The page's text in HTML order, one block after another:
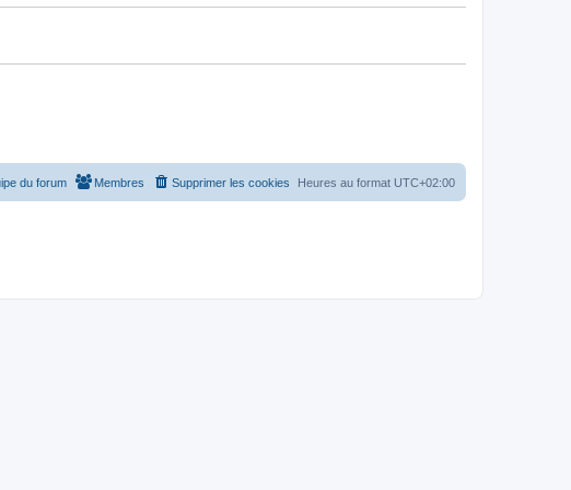
Heures au format UTC+02:00
Supprimer les cookies
Membres
du forum